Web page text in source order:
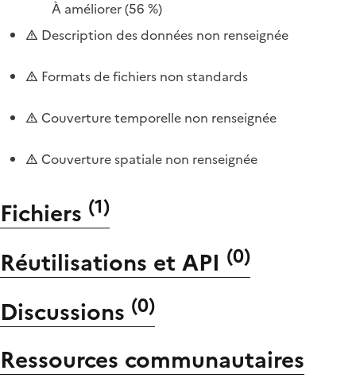
À améliorer(56 %)
Description des données non renseignée
Formats de fichiers non standards
Couverture temporelle non renseignée
Couverture spatiale non renseignée
Fichiers (1)
Réutilisations et API (0)
Discussions (0)
Ressources communautaires